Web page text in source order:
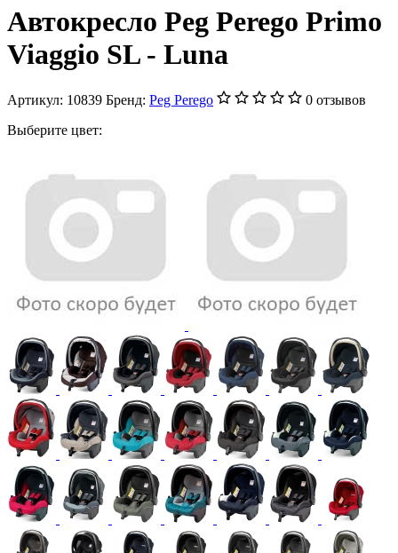
Автокресло Peg Perego Primo
Viaggio SL - Luna
Артикул: 10839 Бренд: Peg Perego
0 отзывов
Выберите цвет: